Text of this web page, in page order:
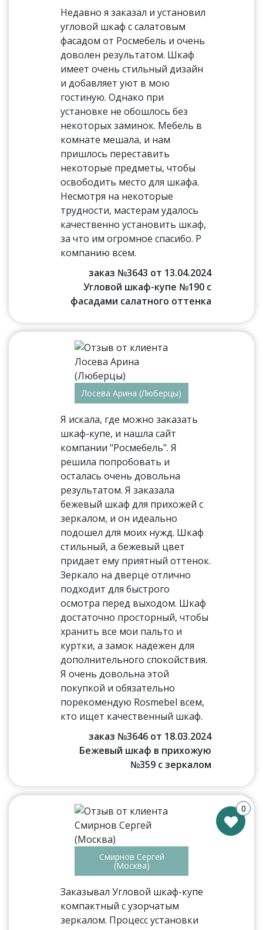
Недавно я заказал и установил
угловой шкаф с салатовым
фасадом от Росмебель и очень
доволен результатом. Шкаф
имеет очень стильный дизайн
и добавляет уют в мою
гостиную. Однако при
установке не обошлось без
некоторых заминок. Мебель в
комнате мешала, и нам
пришлось переставить
некоторые предметы, чтобы
освободить место для шкафа.
Несмотря на некоторые
трудности, мастерам удалось
качественно установить шкаф,
за что им огромное спасибо. Р
компанию всем.
заказ №3643 от 13.04.2024
Угловой шкаф-купе №190 с
фасадами салатного оттенка
Лосева Арина (Люберцы)
Я искала, где можно заказать
шкаф-купе, и нашла сайт
компании "Росмебель". Я
решила попробовать и
осталась очень довольна
результатом. Я заказала
бежевый шкаф для прихожей с
зеркалом, и он идеально
подошел для моих нужд. Шкаф
стильный, а бежевый цвет
придает ему приятный оттенок.
Зеркало на дверце отлично
подходит для быстрого
осмотра перед выходом. Шкаф
достаточно просторный, чтобы
хранить все мои пальто и
куртки, а замок надежен для
дополнительного спокойствия.
Я очень довольна этой
покупкой и обязательно
порекомендую Rosmebel всем,
кто ищет качественный шкаф.
заказ №3646 от 18.03.2024
Бежевый шкаф в прихожую
№359 с зеркалом
Смирнов Сергей
(Москва)
Заказывал Угловой шкаф-купе
компактный с узорчатым
зеркалом. Процесс установки
0